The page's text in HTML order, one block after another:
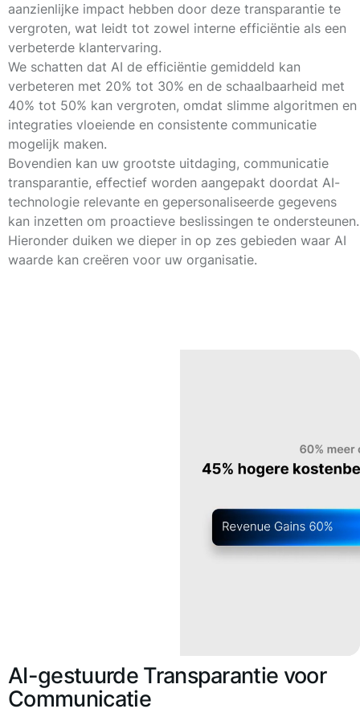
aanzienlijke impact hebben door deze transparantie te
vergroten, wat leidt tot zowel interne efficiëntie als een
verbeterde klantervaring.
We schatten dat AI de efficiëntie gemiddeld kan
verbeteren met 20% tot 30% en de schaalbaarheid met
40% tot 50% kan vergroten, omdat slimme algoritmen en
integraties vloeiende en consistente communicatie
mogelijk maken.
Bovendien kan uw grootste uitdaging, communicatie
transparantie, effectief worden aangepakt doordat AI-
technologie relevante en gepersonaliseerde gegevens
kan inzetten om proactieve beslissingen te ondersteunen.
Hieronder duiken we dieper in op zes gebieden waar AI
waarde kan creëren voor uw organisatie.
AI-gestuurde Transparantie voor
Communicatie